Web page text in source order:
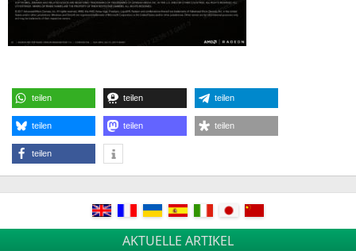
teilen teilen teilen
teilen teilen teilen
teilen
AKTUELLE ARTIKEL